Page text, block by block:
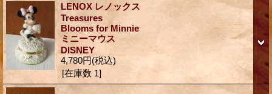
LENOX レノックス
Treasures
Blooms for Minnie
ミニーマウス
DISNEY
4,780円(税込)
[在庫数 1]